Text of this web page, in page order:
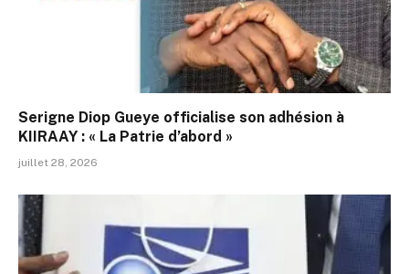
Serigne Diop Gueye officialise son adhésion à
KIIRAAY : « La Patrie d’abord »
juillet 28, 2026